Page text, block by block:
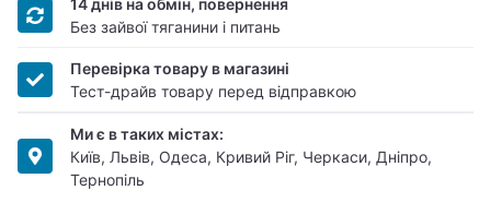
Без зайвої тяганини і питань
Перевірка товару в магазині
Тест-драйв товару перед відправкою
Ми є в таких містах:
Київ, Львів, Одеса, Кривий Ріг, Черкаси, Дніпро,
Тернопіль